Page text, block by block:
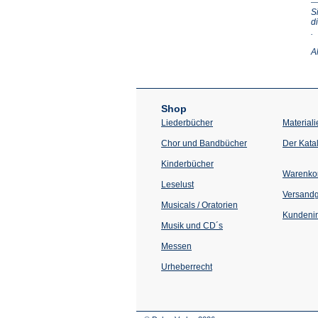
.
Shop
Liederbücher
Chor und Bandbücher
Kinderbücher
Leselust
Musicals / Oratorien
Musik und CD´s
Messen
Urheberrecht
Der